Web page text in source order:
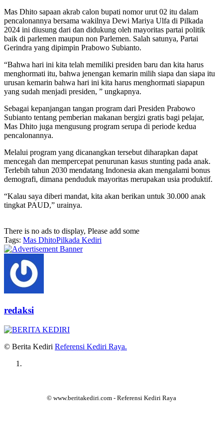
Mas Dhito sapaan akrab calon bupati nomor urut 02 itu dalam
pencalonannya bersama wakilnya Dewi Mariya Ulfa di Pilkada
2024 ini diusung dari dan didukung oleh mayoritas partai politik
baik di parlemen maupun non Parlemen. Salah satunya, Partai
Gerindra yang dipimpin Prabowo Subianto.
“Bahwa hari ini kita telah memiliki presiden baru dan kita harus
menghormati itu, bahwa jenengan kemarin milih siapa dan siapa itu
urusan kemarin bahwa hari ini kita harus menghormati siapapun
yang sudah menjadi presiden, ” ungkapnya.
Sebagai kepanjangan tangan program dari Presiden Prabowo
Subianto tentang pemberian makanan bergizi gratis bagi pelajar,
Mas Dhito juga mengusung program serupa di periode kedua
pencalonannya.
Melalui program yang dicanangkan tersebut diharapkan dapat
mencegah dan mempercepat penurunan kasus stunting pada anak.
Terlebih tahun 2030 mendatang Indonesia akan mengalami bonus
demografi, dimana penduduk mayoritas merupakan usia produktif.
“Kalau saya diberi mandat, kita akan berikan untuk 30.000 anak
tingkat PAUD,” urainya.
There is no ads to display, Please add some
Tags: Mas DhitoPilkada Kediri
redaksi
© Berita Kediri Referensi Kediri Raya.
© www.beritakediri.com - Referensi Kediri Raya